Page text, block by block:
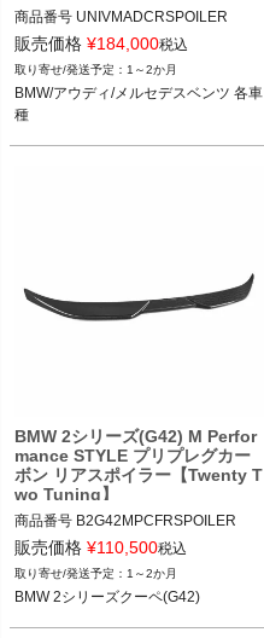
商品番号 UNIVMADCRSPOILER
UNIVMADCRSPOILER
12TTT"UNIVERSAL BMW/AUDI/MER
CEDES MAD STYLE CARBON FIBRE
REAR SPOILER"
販売価格 ¥184,000税込
1～2か月
BMW/アウディ/メルセデスベンツ 各車
種
BMW 2シリーズ(G42) M Perfor
mance STYLE プリプレグカー
ボン リアスポイラー【Twenty T
wo Tuning】
商品番号 B2G42MPCFRSPOILER
B2G42MPCFRSPOILER
12TTT"BMW 2 SERIES (G42) M PERF
ORMANCE STYLE CARBON FIBRE R
EAR SPOILER"
販売価格 ¥110,500税込
1～2か月
BMW 2シリーズクーペ(G42)